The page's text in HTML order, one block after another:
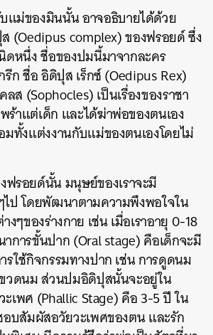
แม่ของมินนั้น อาจอธิบายได้ด้วย
(Oedipus complex) ของฟรอยด์ ซึ่ง
ดหนึ่ง ชื่อของปมนี้มาจากละคร
ก ชื่อ อิดิปุส เร็กซ์ (Oedipus Rex)
ลส (Sophocles) เป็นเรื่องของราชา
ร้าแต่เด็ก และได้ฆ่าพ่อของตนเอง
ทั้งแต่งงานกับแม่ของตนเองโดยไม่
รอยด์นั้น มนุษย์ของเราจะมี
ป โดยพัฒนาตามความพึงพอใจใน
งๆของร่างกาย เช่น เมื่อเราอายุ 0-18
การขั้นปาก (Oral stage) คือเด็กจะมี
ใช้กิจกรรมทางปาก เช่น การดูดนม
ดนม ส่วนปมอิดิปุสนั้นจะอยู่ใน
เพศ (Phallic Stage) คือ 3-5 ปี ใน
บสัมผัสอวัยวะเพศของตน และรัก